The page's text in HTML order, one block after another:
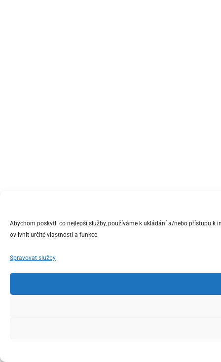
Abychom poskytli co nejlepší služby, používáme k ukládání a/nebo přístupu
ovlivnit určité vlastnosti a funkce.
Spravovat služby